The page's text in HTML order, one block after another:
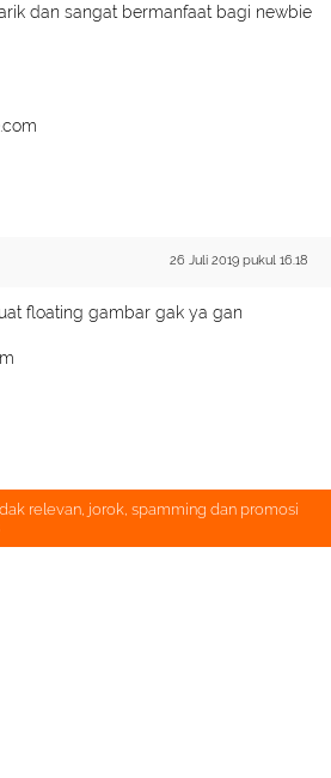
dan sangat bermanfaat bagi newbie
26 Juli 2019 pukul 16.18
floating gambar gak ya gan
relevan, jorok, spamming dan promosi